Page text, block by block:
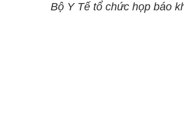
Bộ Y Tế tổ chức họp báo